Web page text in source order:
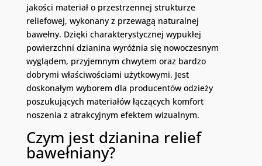
jakości materiał o przestrzennej strukturze
reliefowej, wykonany z przewagą naturalnej
bawełny. Dzięki charakterystycznej wypukłej
powierzchni dzianina wyróżnia się nowoczesnym
wyglądem, przyjemnym chwytem oraz bardzo
dobrymi właściwościami użytkowymi. Jest
doskonałym wyborem dla producentów odzieży
poszukujących materiałów łączących komfort
noszenia z atrakcyjnym efektem wizualnym.
Czym jest dzianina relief
bawełniany?